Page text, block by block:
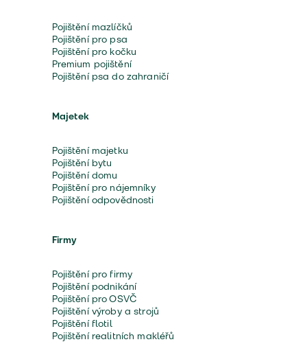
Pojištění mazlíčků
Pojištění pro psa
Pojištění pro kočku
Premium pojištění
Pojištění psa do zahraničí
Majetek
Pojištění majetku
Pojištění bytu
Pojištění domu
Pojištění pro nájemníky
Pojištění odpovědnosti
Firmy
Pojištění pro firmy
Pojištění podnikání
Pojištění pro OSVČ
Pojištění výroby a strojů
Pojištění flotil
Pojištění realitních makléřů